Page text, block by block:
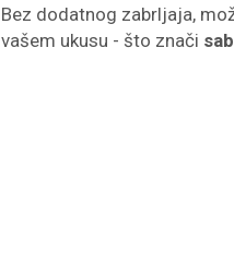
Bez dodatnog zabrljaja,
vašem ukusu - što znači